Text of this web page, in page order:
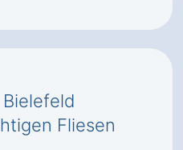
Fliesen